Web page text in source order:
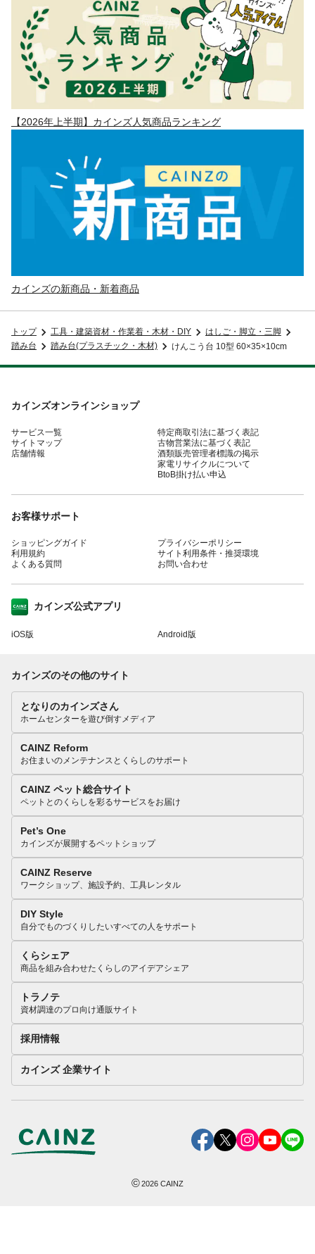
【2026年上半期】カインズ人気商品ランキング
カインズの新商品・新着商品
トップ 工具・建築資材・作業着・木材・DIY
はしご・脚立・三脚
踏み台
踏み台(プラスチック・木材) けんこう台 10型 60×35×10cm
カインズオンラインショップ
サービス一覧
サイトマップ
店舗情報
特定商取引法に基づく表記
古物営業法に基づく表記
酒類販売管理者標識の掲示
家電リサイクルについて
BtoB掛け払い申込
お客様サポート
ショッピングガイド
利用規約
よくある質問
プライバシーポリシー
サイト利用条件・推奨環境
お問い合わせ
カインズ公式アプリ
iOS版 Android版
カインズのその他のサイト
となりのカインズさん
ホームセンターを遊び倒すメディア
CAINZ Reform
お住まいのメンテナンスとくらしのサポート
CAINZ ペット総合サイト
ペットとのくらしを彩るサービスをお届け
Pet’s One
カインズが展開するペットショップ
CAINZ Reserve
ワークショップ、施設予約、工具レンタル
DIY Style
自分でものづくりしたいすべての人をサポート
くらシェア
商品を組み合わせたくらしのアイデアシェア
トラノテ
資材調達のプロ向け通販サイト
採用情報
カインズ 企業サイト
©2026 CAINZ